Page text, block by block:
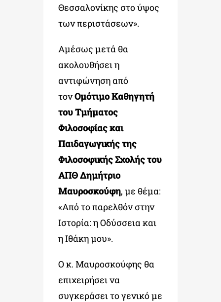
Θεσσαλονίκης στο ύψος
των περιστάσεων».
Αμέσως μετά θα
ακολουθήσει η
αντιφώνηση από
τονΟμότιμο Καθηγητή
του Τμήματος
Φιλοσοφίας και
Παιδαγωγικής της
Φιλοσοφικής Σχολής του
ΑΠΘ Δημήτριο
Μαυροσκούφη, με θέμα:
«Από το παρελθόν στην
Ιστορία: η Οδύσσεια και
η Ιθάκη μου».
Ο κ. Μαυροσκούφης θα
επιχειρήσει να
συγκεράσει το γενικό με